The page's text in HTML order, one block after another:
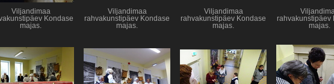
Viljandimaa
Kondase
majas.
Viljandimaa
rahvakunstipäev Kondase
majas.
Viljandimaa
rahvakunstipäev Kondase
majas.
rahvakunstipäev
majas.